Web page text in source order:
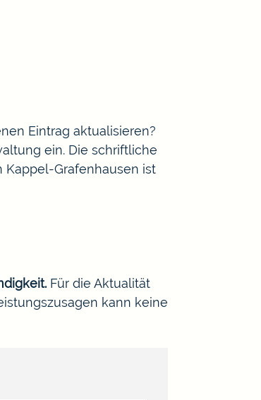
Eintrag aktualisieren?
ein. Die schriftliche
Kappel-Grafenhausen ist
Für die Aktualität
kann keine